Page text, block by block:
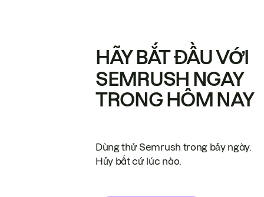
HÃY BẮT ĐẦU VỚI
SEMRUSH NGAY
TRONG HÔM NAY
Dùng thử Semrush trong bảy ngày.
Hủy bất cứ lúc nào.